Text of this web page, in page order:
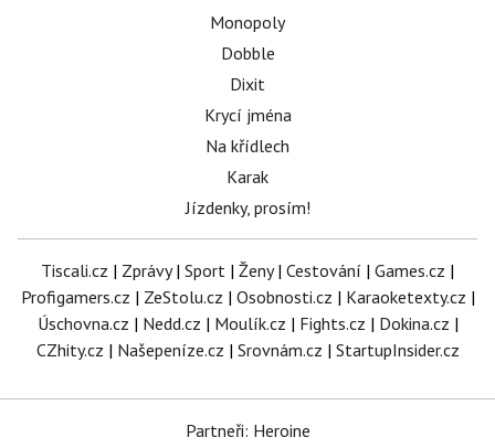
Monopoly
Dobble
Dixit
Krycí jména
Na křídlech
Karak
Jízdenky, prosím!
Tiscali.cz | Zprávy| Sport | Ženy| Cestování | Games.cz |
Profigamers.cz | ZeStolu.cz | Osobnosti.cz | Karaoketexty.cz |
Úschovna.cz | Nedd.cz | Moulík.cz | Fights.cz | Dokina.cz |
CZhity.cz | Našepeníze.cz | Srovnám.cz | StartupInsider.cz
Partneři: Heroine